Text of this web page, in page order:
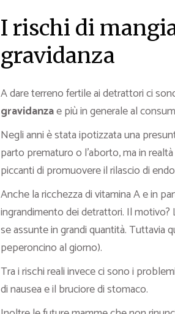
I rischi di
gravidanza
A dare terreno fertile ai detrattori ci
gravidanzae più in generale al
Negli anni è stata ipotizzata una
parto prematuro o l’aborto, ma in
piccanti di promuovere il rilascio di
Anche la ricchezza di vitamina A e in
ingrandimento dei detrattori. Il
se assunte in grandi quantità.
peperoncino al giorno).
Tra i rischi reali invece ci sono i
di nausea e il bruciore di stomaco.